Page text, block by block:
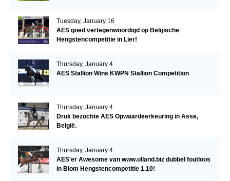
Tuesday, January 16
AES goed vertegenwoordigd op Belgische
Hengstencompetitie in Lier!
Thursday, January 4
AES Stallion Wins KWPN Stallion Competition
Thursday, January 4
Druk bezochte AES Opwaardeerkeuring in Asse,
België.
Thursday, January 4
AES'er Awesome van www.olland.biz dubbel foutloos
in Blom Hengstencompetitie 1.10!